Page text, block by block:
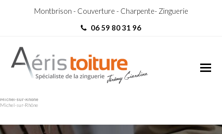
Montbrison - Couverture - Charpente- Zinguerie
06 59 80 31 96
Michel-sur-Rhône
Michel-sur-Rhône